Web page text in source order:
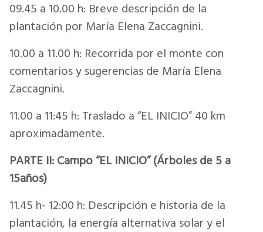
09.45 a 10.00 h: Breve descripción de la
plantación por María Elena Zaccagnini.
10.00 a 11.00 h: Recorrida por el monte con
comentarios y sugerencias de María Elena
Zaccagnini.
11.00 a 11:45 h: Traslado a “EL INICIO” 40 km
aproximadamente.
PARTE II: Campo “EL INICIO” (Árboles de 5 a
15años)
11.45 h- 12:00 h: Descripción e historia de la
plantación, la energía alternativa solar y el